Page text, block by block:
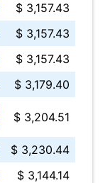
$ 3,157.43
$ 3,157.43
$ 3,157.43
$ 3,179.40
$ 3,204.51
$ 3,230.44
$ 3,144.14